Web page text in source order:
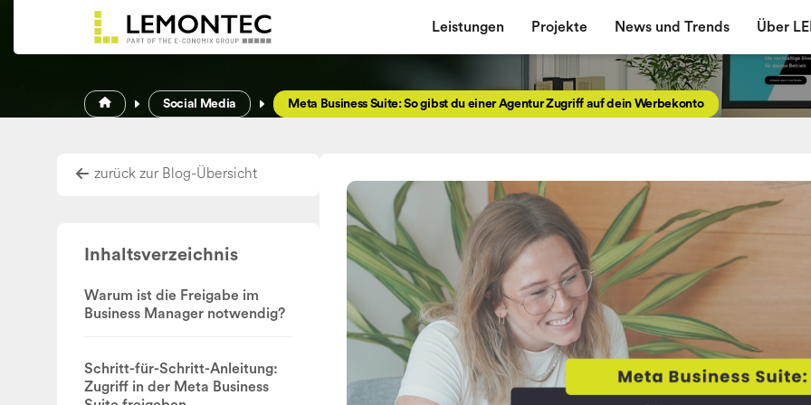
Zum Inhalt springen
Leistungen Projekte News und Trends Über
Social Media Meta Business Suite: So gibst du einer Agentur Zugriff auf dein Werbekonto
zurück zur Blog-Übersicht
Inhaltsverzeichnis
Warum ist die Freigabe im
Business Manager notwendig?
Schritt-für-Schritt-Anleitung:
Zugriff in der Meta Business